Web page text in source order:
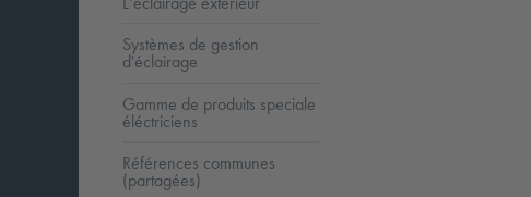
Systèmes de gestion
d'éclairage
Gamme de produits speciale
éléctriciens
Références communes
(partagées)